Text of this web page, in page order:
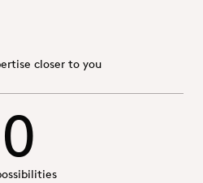
closer to you